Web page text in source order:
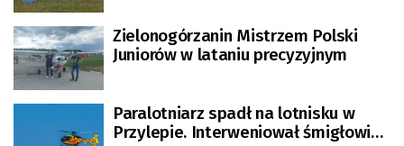
Zielonogórzanin Mistrzem Polski
Juniorów w lataniu precyzyjnym
Paralotniarz spadł na lotnisku w
Przylepie. Interweniował śmigłowiec